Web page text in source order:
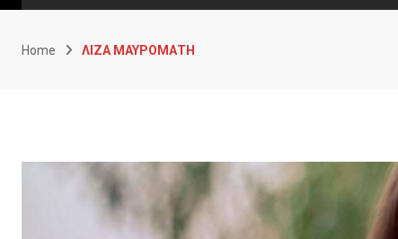
Home ΛΙΖΑ ΜΑΥΡΟΜΑΤΗ